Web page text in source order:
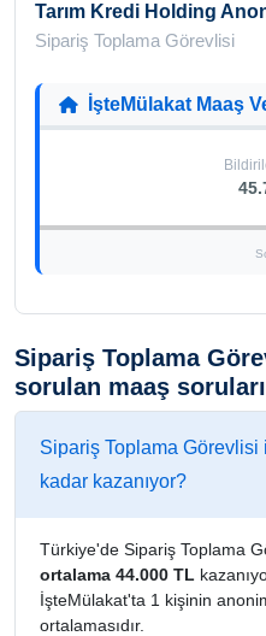
Tarım Kredi Holding
Sipariş Toplama Görevlisi
İşteMülakat Maaş
Sipariş Toplama
sorulan maaş soruları
Sipariş Toplama Görevlisi
kadar kazanıyor?
Türkiye'de Sipariş Toplama
ortalama 44.000 TL
İşteMülakat'ta 1 kişinin
ortalamasıdır.